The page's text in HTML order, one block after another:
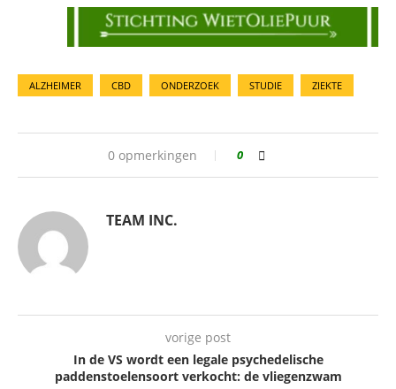
ALZHEIMER CBD ONDERZOEK STUDIE ZIEKTE
0 opmerkingen 0
TEAM INC.
vorige post
In de VS wordt een legale psychedelische
paddenstoelensoort verkocht: de vliegenzwam